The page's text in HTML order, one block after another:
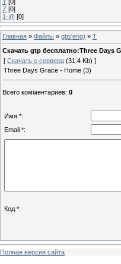
Z [0]
1-@ [0]
Главная » Файлы » gtp(eng) » T
Скачать gtp бесплатно:Three Days
[ Скачать с сервера (31.4 Kb) ]
Three Days Grace - Home (3)
Всего комментариев: 0
Имя *:
Email *:
Код *:
Полная версия сайта